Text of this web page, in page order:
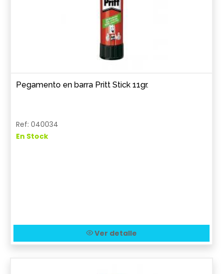
Pegamento en barra Pritt Stick 11gr.
Ref: 040034
En Stock
Ver detalle